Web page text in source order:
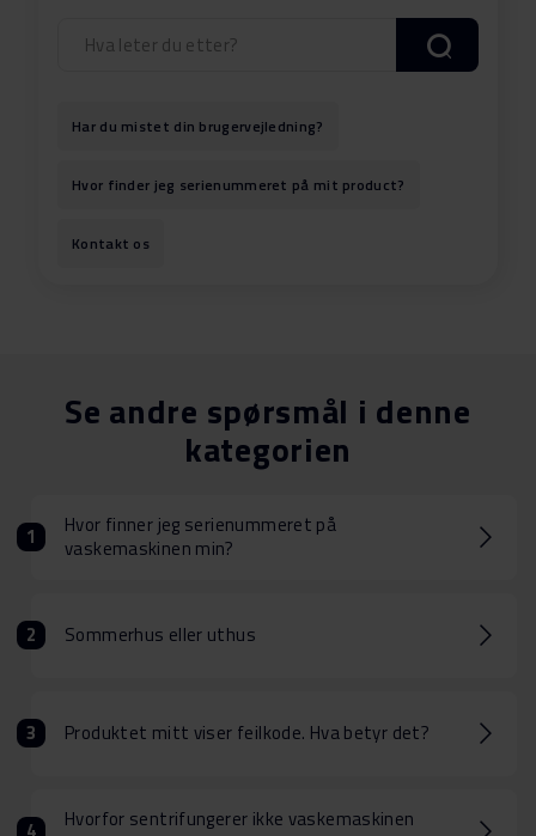
Har du mistet din brugervejledning?
Hvor finder jeg serienummeret på mit product?
Kontakt os
Se andre spørsmål i denne
kategorien
Hvor finner jeg serienummeret på
vaskemaskinen min?
Sommerhus eller uthus
Produktet mitt viser feilkode. Hva betyr det?
Hvorfor sentrifungerer ikke vaskemaskinen